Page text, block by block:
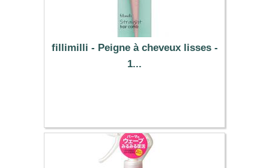
fillimilli - Peigne à cheveux lisses -
1...